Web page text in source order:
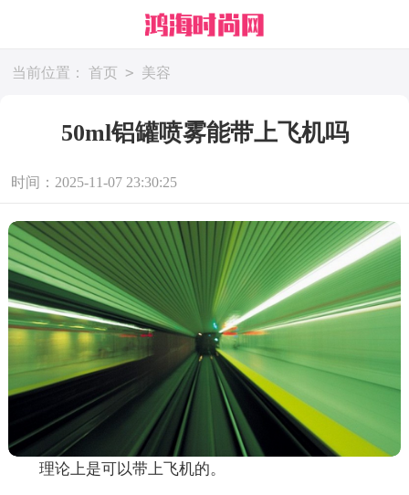
当前位置： 首页 > 美容
50ml铝罐喷雾能带上飞机吗
时间：2025-11-07 23:30:25
理论上是可以带上飞机的。